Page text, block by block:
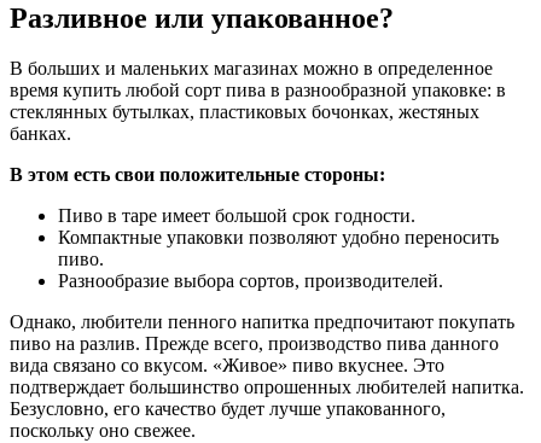
Разливное или упакованное?
В больших и маленьких магазинах можно в определенное
время купить любой сорт пива в разнообразной упаковке: в
стеклянных бутылках, пластиковых бочонках, жестяных
банках.
В этом есть свои положительные стороны:
Пиво в таре имеет большой срок годности.
Компактные упаковки позволяют удобно переносить
пиво.
Разнообразие выбора сортов, производителей.
Однако, любители пенного напитка предпочитают покупать
пиво на разлив. Прежде всего, производство пива данного
вида связано со вкусом. «Живое» пиво вкуснее. Это
подтверждает большинство опрошенных любителей напитка.
Безусловно, его качество будет лучше упакованного,
поскольку оно свежее.